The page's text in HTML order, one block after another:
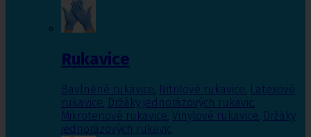
Rukavice
Bavlněné rukavice, Nitrilové rukavice, Latexové
rukavice, Držáky jednorázových rukavic,
Mikrotenové rukavice, Vinylové rukavice, Držáky
jednorázových rukavic